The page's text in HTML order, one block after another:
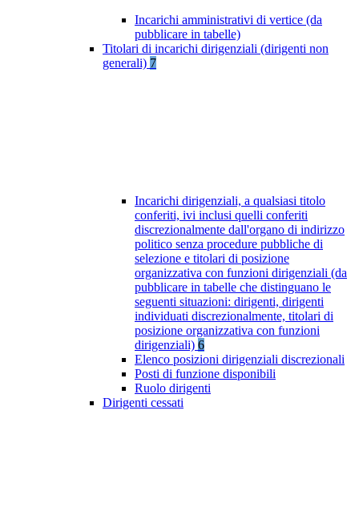
Incarichi amministrativi di vertice (da
pubblicare in tabelle)
Titolari di incarichi dirigenziali (dirigenti non
generali) 7
Incarichi dirigenziali, a qualsiasi titolo
conferiti, ivi inclusi quelli conferiti
discrezionalmente dall'organo di indirizzo
politico senza procedure pubbliche di
selezione e titolari di posizione
organizzativa con funzioni dirigenziali (da
pubblicare in tabelle che distinguano le
seguenti situazioni: dirigenti, dirigenti
individuati discrezionalmente, titolari di
posizione organizzativa con funzioni
dirigenziali) 6
Elenco posizioni dirigenziali discrezionali
Posti di funzione disponibili
Ruolo dirigenti
Dirigenti cessati